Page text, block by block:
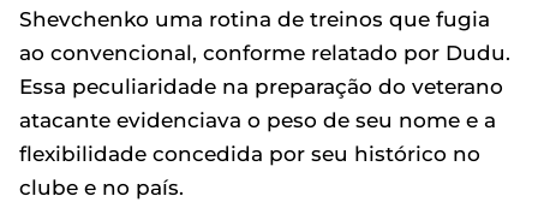
Shevchenko uma rotina de treinos que fugia
ao convencional, conforme relatado por Dudu.
Essa peculiaridade na preparação do veterano
atacante evidenciava o peso de seu nome e a
flexibilidade concedida por seu histórico no
clube e no país.